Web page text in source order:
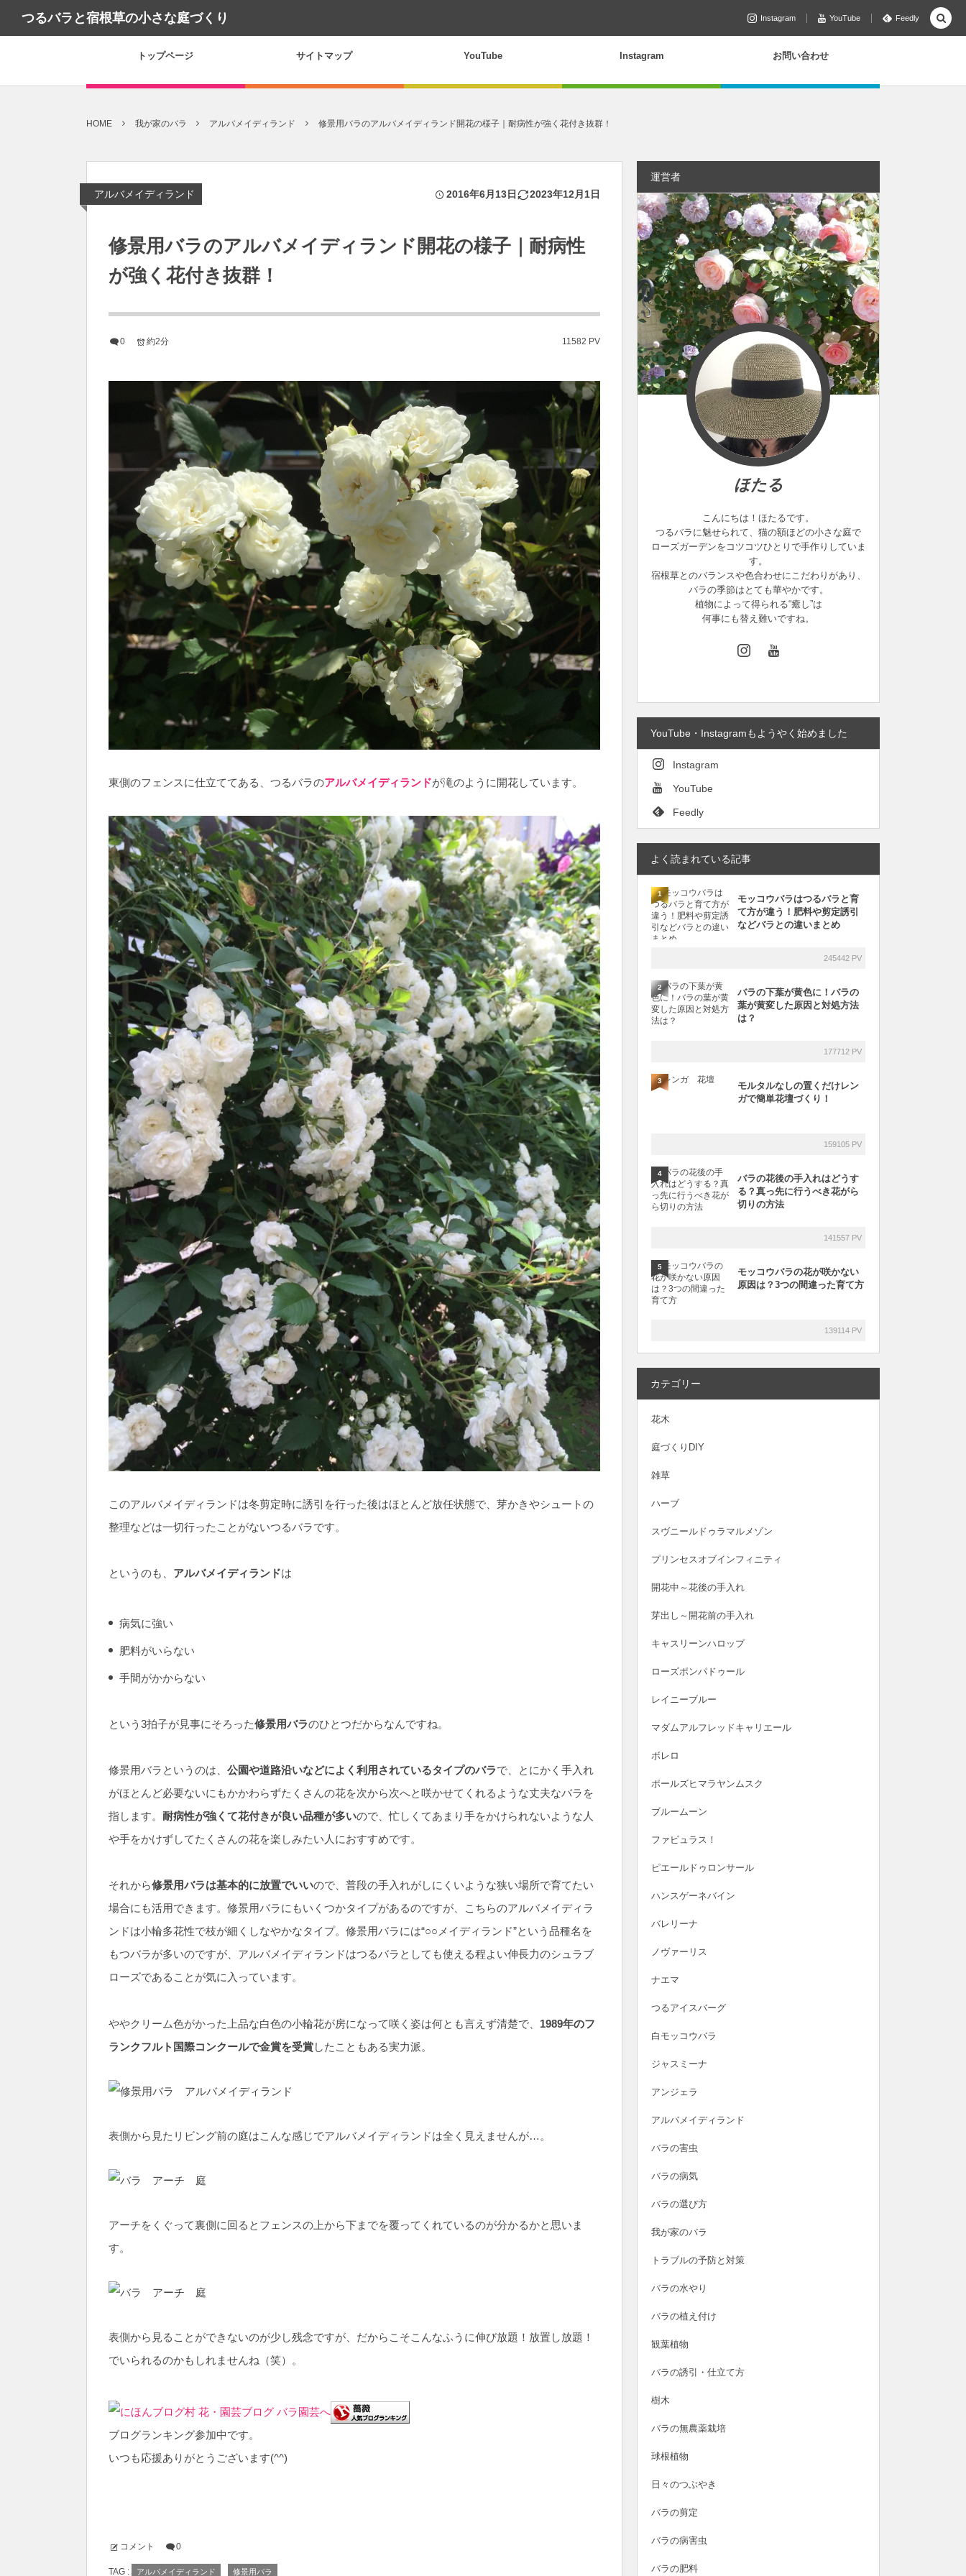
つるバラと宿根草の小さな庭づくり Instagram YouTube Feedly
トップページ サイトマップ YouTube Instagram お問い合わせ
HOME 我が家のバラ アルバメイディランド 修景用バラのアルバメイディランド開花の様子｜耐病性が強く花付き抜群！
アルバメイディランド 2016年6月13日 2023年12月1日
修景用バラのアルバメイディランド開花の様子｜耐病性
が強く花付き抜群！
0 11582 PV
約2分
東側のフェンスに仕立ててある、つるバラのアルバメイディランドが滝のように開花しています。
このアルバメイディランドは冬剪定時に誘引を行った後はほとんど放任状態で、芽かきやシュートの
整理などは一切行ったことがないつるバラです。
というのも、 アルバメイディランドは
病気に強い
肥料がいらない
手間がかからない
という3拍子が見事にそろった修景用バラのひとつだからなんですね。
修景用バラというのは、 公園や道路沿いなどによく利用されているタイプのバラで、とにかく手入れ
がほとんど必要ないにもかかわらずたくさんの花を次から次へと咲かせてくれるような丈夫なバラを
指します。 耐病性が強くて花付きが良い品種が多いので、忙しくてあまり手をかけられないような人
や手をかけずしてたくさんの花を楽しみたい人におすすめです。
それから修景用バラは基本的に放置でいいので、普段の手入れがしにくいような狭い場所で育てたい
場合にも活用できます。修景用バラにもいくつかタイプがあるのですが、こちらのアルバメイディラ
ンドは小輪多花性で枝が細くしなやかなタイプ。修景用バラには“○○メイディランド”という品種名を
もつバラが多いのですが、アルバメイディランドはつるバラとしても使える程よい伸長力のシュラブ
ローズであることが気に入っています。
ややクリーム色がかった上品な白色の小輪花が房になって咲く姿は何とも言えず清楚で、 1989年のフ
ランクフルト国際コンクールで金賞を受賞したこともある実力派。
表側から見たリビング前の庭はこんな感じでアルバメイディランドは全く見えませんが…。
アーチをくぐって裏側に回るとフェンスの上から下までを覆ってくれているのが分かるかと思いま
す。
表側から見ることができないのが少し残念ですが、だからこそこんなふうに伸び放題！放置し放題！
でいられるのかもしれませんね（笑）。
ブログランキング参加中です。
いつも応援ありがとうございます(^^)
コメント 0
TAG : アルバメイディランド 修景用バラ
運営者
ほたる
こんにちは！ほたるです。
つるバラに魅せられて、猫の額ほどの小さな庭で
ローズガーデンをコツコツひとりで手作りしていま
す。
宿根草とのバランスや色合わせにこだわりがあり、
バラの季節はとても華やかです。
植物によって得られる“癒し”は
何事にも替え難いですね。
YouTube・Instagramもようやく始めました
Instagram
YouTube
Feedly
よく読まれている記事
1
モッコウバラはつるバラと育
て方が違う！肥料や剪定誘引
などバラとの違いまとめ
245442 PV
2
バラの下葉が黄色に！バラの
葉が黄変した原因と対処方法
は？
177712 PV
3
モルタルなしの置くだけレン
ガで簡単花壇づくり！
159105 PV
4
バラの花後の手入れはどうす
る？真っ先に行うべき花がら
切りの方法
141557 PV
5
モッコウバラの花が咲かない
原因は？3つの間違った育て方
139114 PV
カテゴリー
花木
庭づくりDIY
雑草
ハーブ
スヴニールドゥラマルメゾン
プリンセスオブインフィニティ
開花中～花後の手入れ
芽出し～開花前の手入れ
キャスリーンハロップ
ローズポンパドゥール
レイニーブルー
マダムアルフレッドキャリエール
ボレロ
ポールズヒマラヤンムスク
ブルームーン
ファビュラス！
ピエールドゥロンサール
ハンスゲーネバイン
バレリーナ
ノヴァーリス
ナエマ
つるアイスバーグ
白モッコウバラ
ジャスミーナ
アンジェラ
アルバメイディランド
バラの害虫
バラの病気
バラの選び方
我が家のバラ
トラブルの予防と対策
バラの水やり
バラの植え付け
観葉植物
バラの誘引・仕立て方
樹木
バラの無農薬栽培
球根植物
日々のつぶやき
バラの剪定
バラの病害虫
バラの肥料